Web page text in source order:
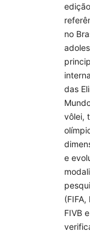
no
das
vôlei,
e
(FIFA,
FIVB